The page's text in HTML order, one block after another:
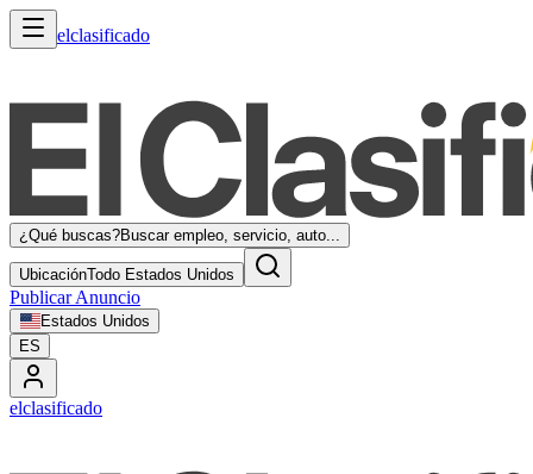
elclasificado
¿Qué buscas?Buscar empleo, servicio, auto...
UbicaciónTodo Estados Unidos
Publicar Anuncio
Estados Unidos
ES
elclasificado